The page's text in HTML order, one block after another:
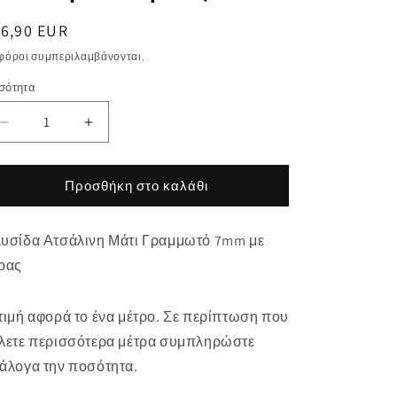
EUR
συμπεριλαμβάνονται.
Μείωση
ποσότητας
για
Ατσάλινη
Γραμμωτό
7mm
Αύξηση
ποσότητας
για
Αλυσίδα
Ατσάλινη
Γραμμωτό
Προσθήκη στο καλάθι
Ατσάλινη Μάτι Γραμμωτό 7mm με
αφορά το ένα μέτρο. Σε περίπτωση που
περισσότερα μέτρα συμπληρώστε
την ποσότητα.